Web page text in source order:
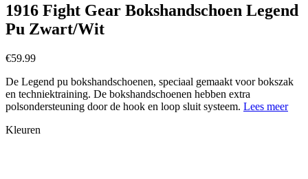
1916 Fight Gear Bokshandschoen Legend
Pu Zwart/Wit
€59.99
De Legend pu bokshandschoenen, speciaal gemaakt voor bokszak
en techniektraining. De bokshandschoenen hebben extra
polsondersteuning door de hook en loop sluit systeem. Lees meer
Kleuren